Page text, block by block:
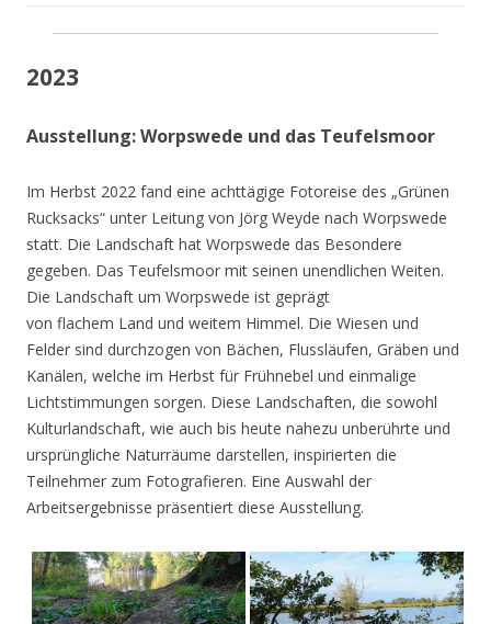
2023
Ausstellung: Worpswede und das Teufelsmoor
Im Herbst 2022 fand eine achttägige Fotoreise des „Grünen
Rucksacks“ unter Leitung von Jörg Weyde nach Worpswede
statt. Die Landschaft hat Worpswede das Besondere
gegeben. Das Teufelsmoor mit seinen unendlichen Weiten.
Die Landschaft um Worpswede ist geprägt
von flachem Land und weitem Himmel. Die Wiesen und
Felder sind durchzogen von Bächen, Flussläufen, Gräben und
Kanälen, welche im Herbst für Frühnebel und einmalige
Lichtstimmungen sorgen. Diese Landschaften, die sowohl
Kulturlandschaft, wie auch bis heute nahezu unberührte und
ursprüngliche Naturräume darstellen, inspirierten die
Teilnehmer zum Fotografieren. Eine Auswahl der
Arbeitsergebnisse präsentiert diese Ausstellung.